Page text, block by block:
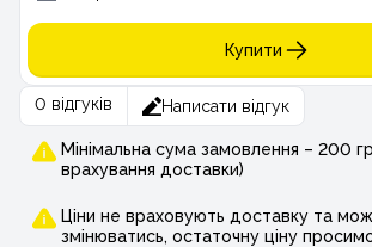
Купити
0 відгуків Написати відгук
Мінімальна сума замовлення – 200
врахування доставки)
Ціни не враховують доставку та
змінюватись, остаточну ціну